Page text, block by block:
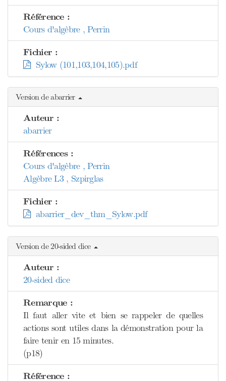
Référence :
Cours d'algèbre , Perrin
Fichier :
Sylow (101,103,104,105).pdf
Version de abarrier
Auteur :
abarrier
Références :
Cours d'algèbre , Perrin
Algèbre L3 , Szpirglas
Fichier :
abarrier_dev_thm_Sylow.pdf
Version de 20-sided dice
Auteur :
20-sided dice
Remarque :
Il faut aller vite et bien se rappeler de quelles
actions sont utiles dans la démonstration pour la
faire tenir en 15 minutes.
(p18)
Référence :